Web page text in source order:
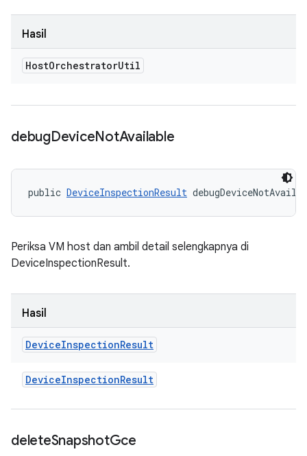
Hasil
HostOrchestratorUtil
debugDeviceNotAvailable
public DeviceInspectionResult
Periksa VM host dan ambil detail selengkapnya di
DeviceInspectionResult.
Hasil
DeviceInspectionResult
DeviceInspectionResult
deleteSnapshotGce